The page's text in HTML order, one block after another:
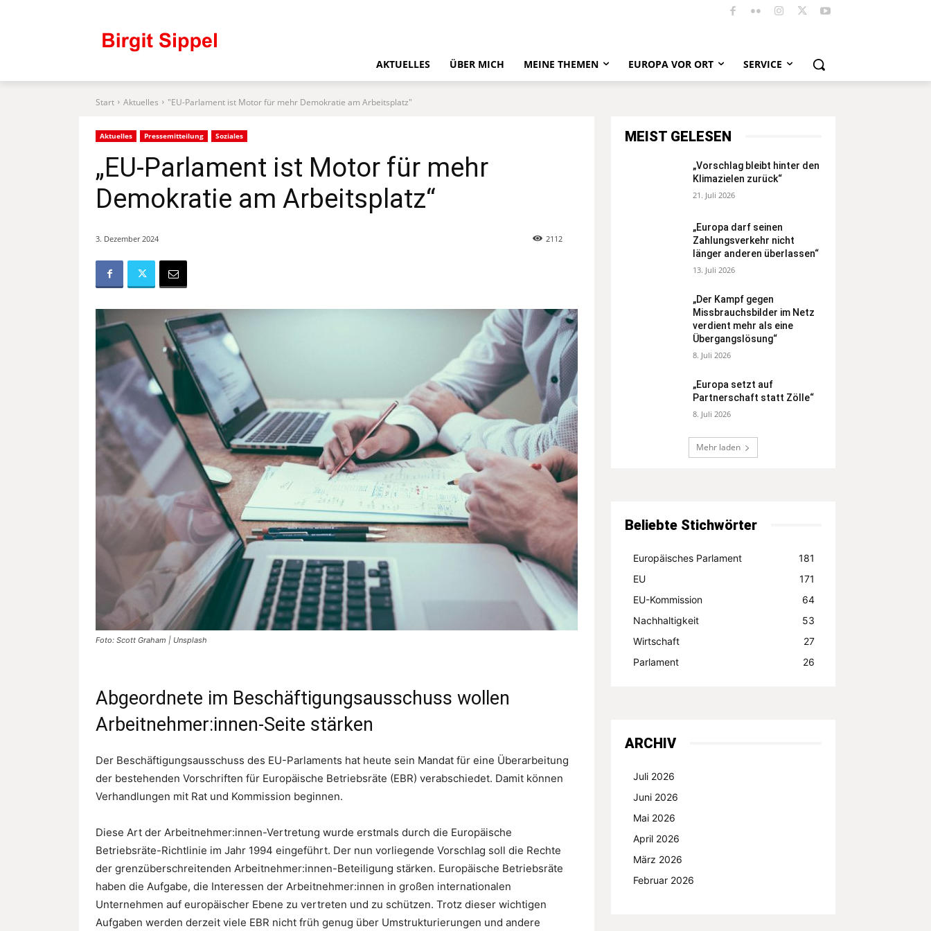
AKTUELLES ÜBER MICH MEINE THEMEN EUROPA VOR ORT SERVICE
Start Aktuelles "EU-Parlament ist Motor für mehr Demokratie am Arbeitsplatz"
Aktuelles Pressemitteilung Soziales
„EU-Parlament ist Motor für mehr
Demokratie am Arbeitsplatz“
3. Dezember 2024 2112
Foto: Scott Graham | Unsplash
Abgeordnete im Beschäftigungsausschuss wollen
Arbeitnehmer:innen-Seite stärken
Der Beschäftigungsausschuss des EU-Parlaments hat heute sein Mandat für eine Überarbeitung
der bestehenden Vorschriften für Europäische Betriebsräte (EBR) verabschiedet. Damit können
Verhandlungen mit Rat und Kommission beginnen.
Diese Art der Arbeitnehmer:innen-Vertretung wurde erstmals durch die Europäische
Betriebsräte-Richtlinie im Jahr 1994 eingeführt. Der nun vorliegende Vorschlag soll die Rechte
der grenzüberschreitenden Arbeitnehmer:innen-Beteiligung stärken. Europäische Betriebsräte
haben die Aufgabe, die Interessen der Arbeitnehmer:innen in großen internationalen
Unternehmen auf europäischer Ebene zu vertreten und zu schützen. Trotz dieser wichtigen
Aufgaben werden derzeit viele EBR nicht früh genug über Umstrukturierungen und andere
MEIST GELESEN
„Vorschlag bleibt hinter den
Klimazielen zurück“
21. Juli 2026
„Europa darf seinen
Zahlungsverkehr nicht
länger anderen überlassen“
13. Juli 2026
„Der Kampf gegen
Missbrauchsbilder im Netz
verdient mehr als eine
Übergangslösung“
8. Juli 2026
„Europa setzt auf
Partnerschaft statt Zölle“
8. Juli 2026
Mehr laden
Beliebte Stichwörter
Europäisches Parlament
181
EU
171
EU-Kommission
64
Nachhaltigkeit
53
Wirtschaft
27
Parlament
26
ARCHIV
Juli 2026
Juni 2026
Mai 2026
April 2026
März 2026
Februar 2026